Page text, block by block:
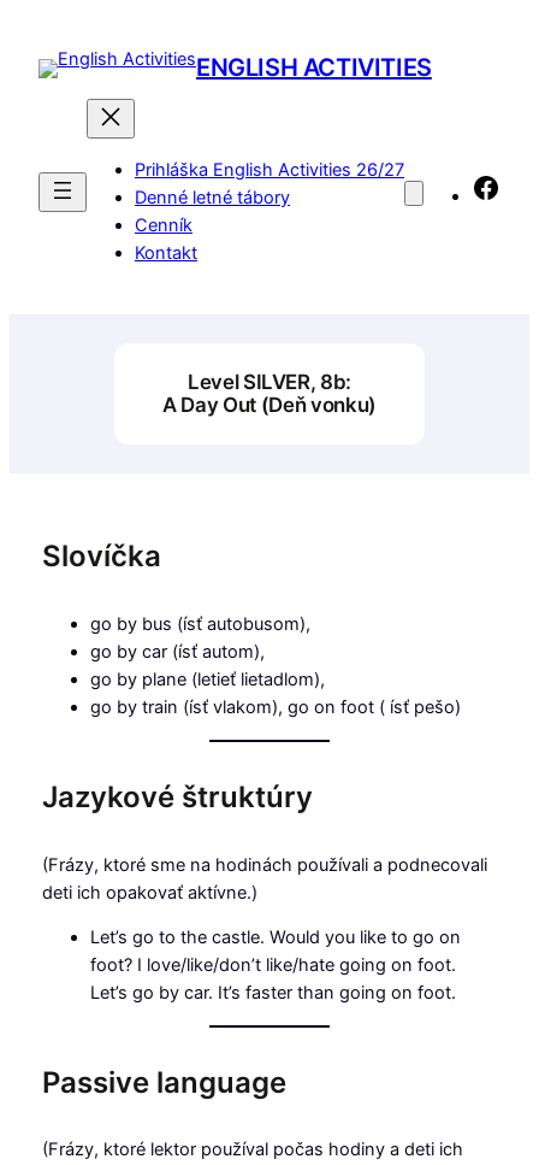
obsah
ENGLISH ACTIVITIES
Prihláška English Activities 26/27
Denné letné tábory
Cenník
Kontakt
Level SILVER, 8b:
A Day Out (Deň vonku)
Slovíčka
go by bus (ísť autobusom),
go by car (ísť autom),
go by plane (letieť lietadlom),
go by train (ísť vlakom), go on foot ( ísť pešo)
Jazykové štruktúry
(Frázy, ktoré sme na hodinách používali a podnecovali
deti ich opakovať aktívne.)
Let’s go to the castle. Would you like to go on
foot? I love/like/don’t like/hate going on foot.
Let’s go by car. It’s faster than going on foot.
Passive language
(Frázy, ktoré lektor používal počas hodiny a deti ich